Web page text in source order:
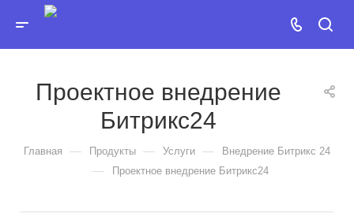
Проектное внедрение
Битрикс24
Главная — Продукты — Услуги — Внедрение Битрикс 24
— Проектное внедрение Битрикс24